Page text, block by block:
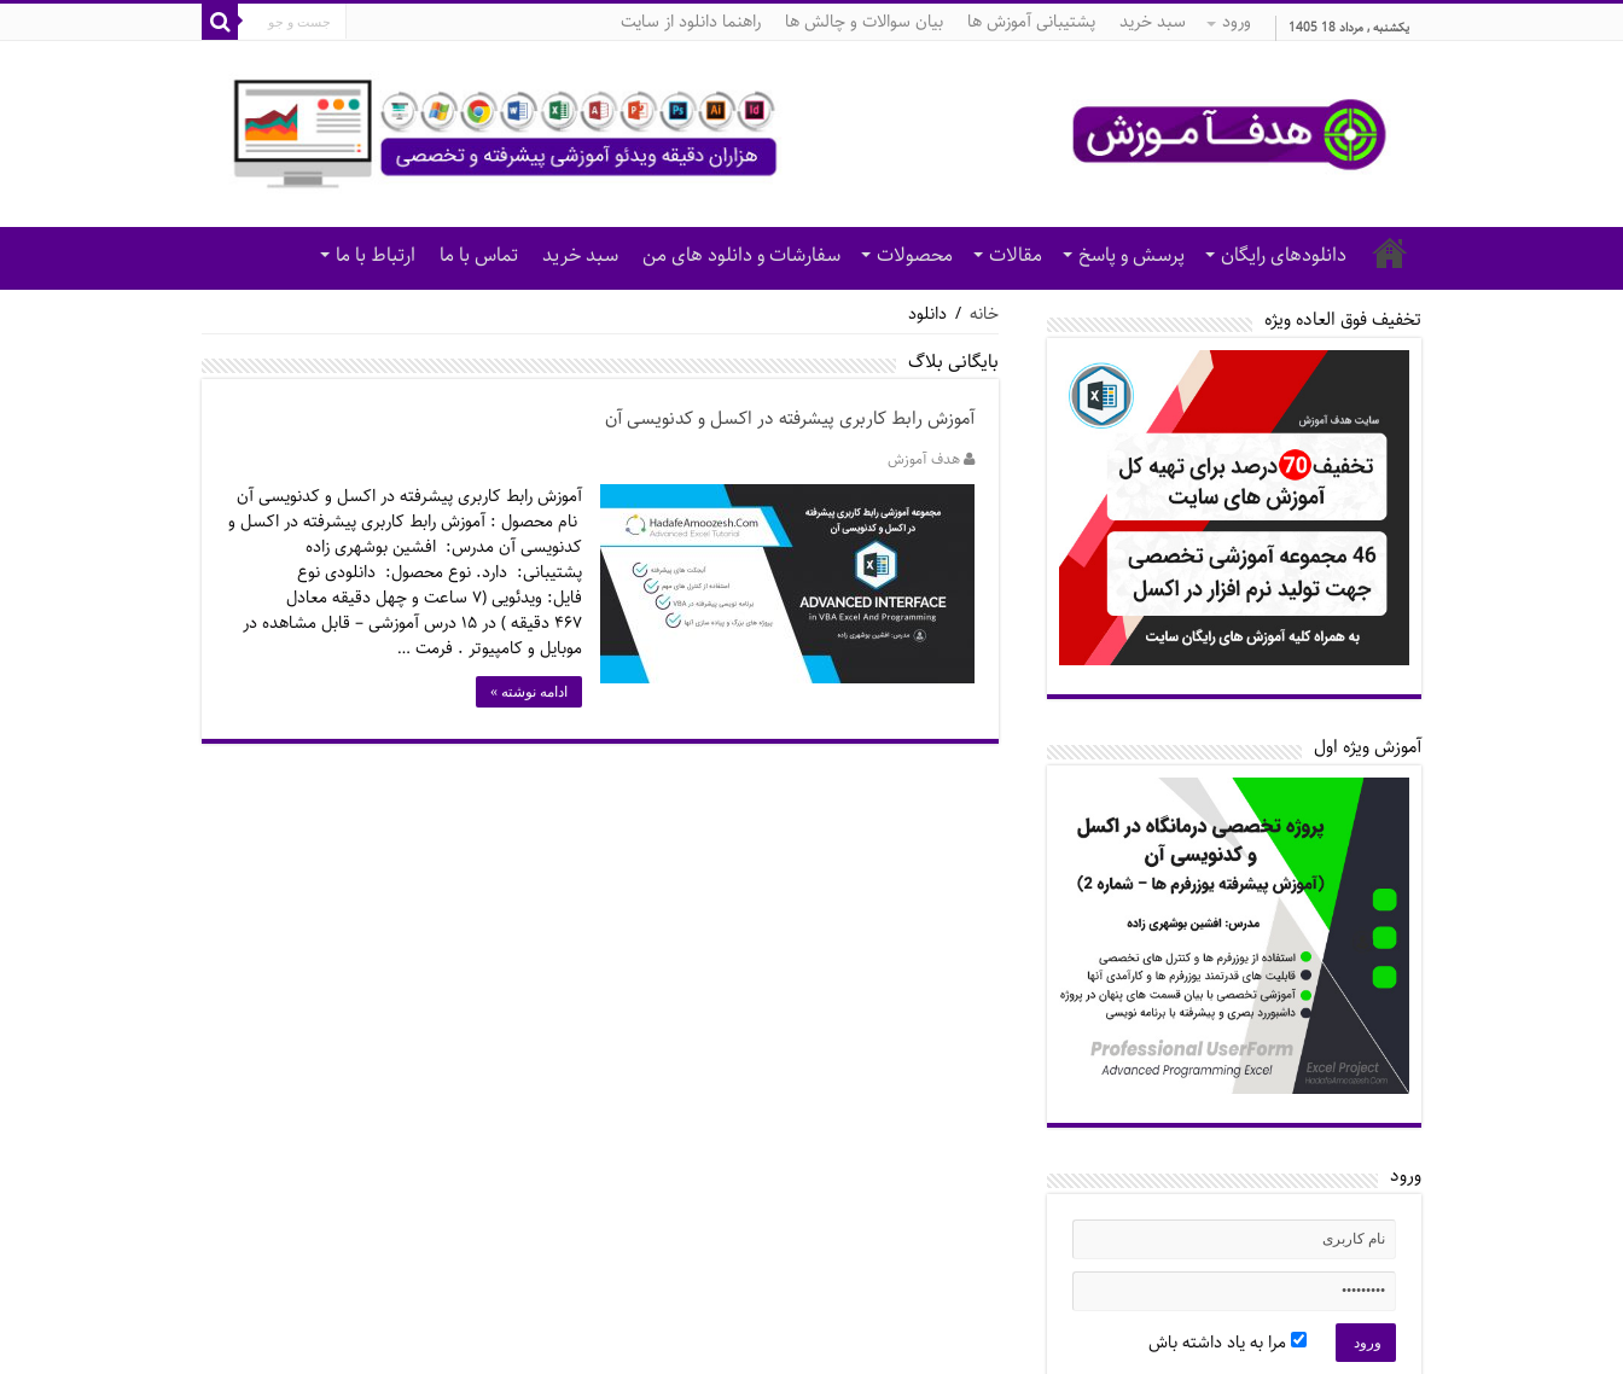
یکشنبه , مرداد 18 1405 ورود سبد خرید پشتیبانی آموزش ها بیان سوالات و چالش ها راهنما دانلود از سایت
دانلودهای رایگان پرسش و پاسخ مقالات محصولات سفارشات و دانلود های من سبد خرید تماس با ما ارتباط با ما
خانه / دانلود
بایگانی بلاگ
آموزش رابط کاربری پیشرفته در اکسل و کدنویسی آن
هدف آموزش
آموزش رابط کاربری پیشرفته در اکسل و کدنویسی آن
نام محصول : آموزش رابط کاربری پیشرفته در اکسل و
کدنویسی آن مدرس: افشین بوشهری زاده
پشتیبانی: دارد. نوع محصول: دانلودی نوع
فایل: ویدئویی (۷ ساعت و چهل دقیقه معادل
۴۶۷ دقیقه ) در ۱۵ درس آموزشی – قابل مشاهده در
موبایل و کامپیوتر . فرمت …
ادامه نوشته »
تخفیف فوق العاده ویژه
آموزش ویژه اول
ورود
مرا به یاد داشته باش